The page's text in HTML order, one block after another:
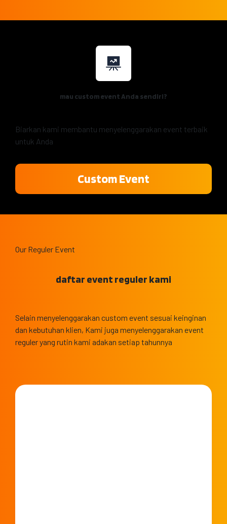
mau custom event Anda sendiri?
Biarkan kami membantu menyelenggarakan event terbaik
untuk Anda
Custom Event
Our Reguler Event
daftar event reguler kami
Selain menyelenggarakan custom event sesuai keinginan
dan kebutuhan klien, Kami juga menyelenggarakan event
reguler yang rutin kami adakan setiap tahunnya